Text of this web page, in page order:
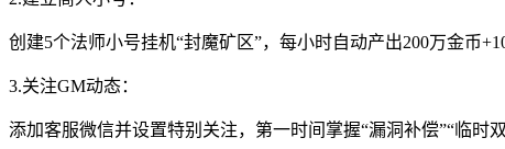
创建5个法师小号挂机“封魔矿区”，每小时自动产出200万金币
3.关注GM动态：
添加客服微信并设置特别关注，第一时间掌握“漏洞补偿”“临时